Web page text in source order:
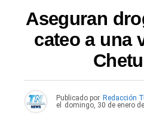
Aseguran
cateo a una
Publicado por Redacción
el
domingo, 30 de enero